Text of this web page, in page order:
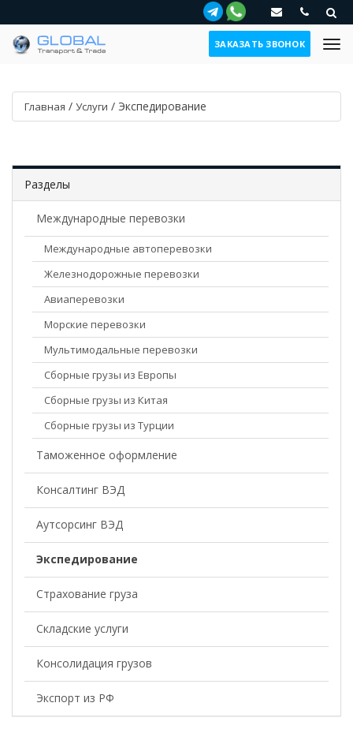
ЗАКАЗАТЬ ЗВОНОК
Главная / Услуги / Экспедирование
Разделы
Международные перевозки
Международные автоперевозки
Железнодорожные перевозки
Авиаперевозки
Морские перевозки
Мультимодальные перевозки
Сборные грузы из Европы
Сборные грузы из Китая
Сборные грузы из Турции
Таможенное оформление
Консалтинг ВЭД
Аутсорсинг ВЭД
Экспедирование
Страхование груза
Складские услуги
Консолидация грузов
Экспорт из РФ